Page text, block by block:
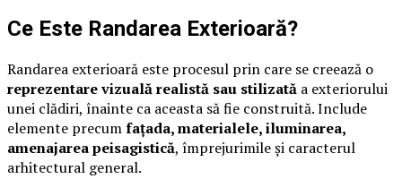
Ce Este Randarea Exterioară?
Randarea exterioară este procesul prin care se creează o
reprezentare vizuală realistă sau stilizată a exteriorului
unei clădiri, înainte ca aceasta să fie construită. Include
elemente precumfațada, materialele, iluminarea,
amenajarea peisagistică, împrejurimile și caracterul
arhitectural general.